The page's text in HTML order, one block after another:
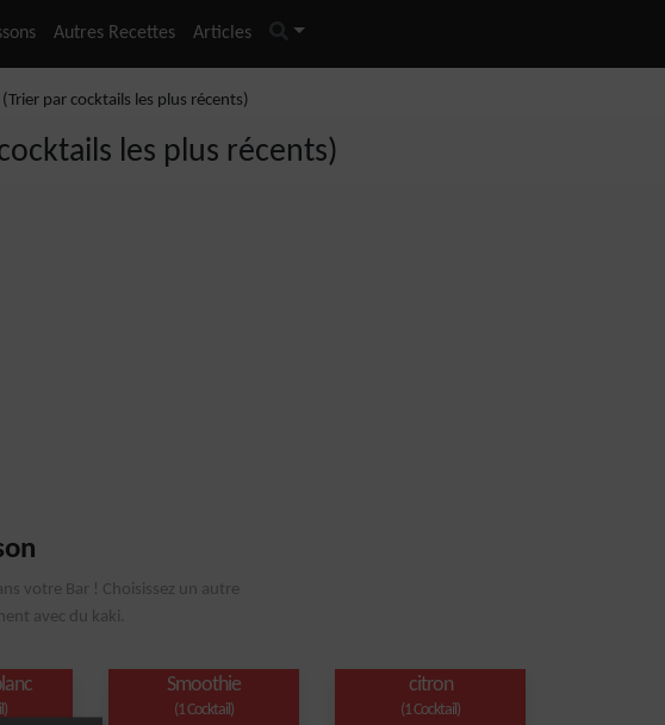
Autres Recettes Articles
par cocktails les plus récents)
les plus récents)
votre Bar ! Choisissez un autre
avec du kaki.
Smoothie
(1 Cocktail)
citron
(1 Cocktail)